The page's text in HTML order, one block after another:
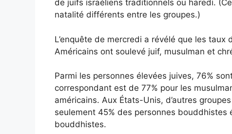
de juifs israéliens traditionnels ou haredi.
natalité différents entre les groupes.)
L’enquête de mercredi a révélé que les
Américains ont soulevé juif, musulman et
Parmi les personnes élevées juives, 76%
correspondant est de 77% pour les
américains. Aux États-Unis, d’autres
seulement 45% des personnes bouddhistes
bouddhistes.